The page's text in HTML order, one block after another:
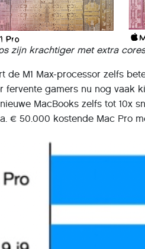
zijn krachtiger met extra
de M1 Max-processor zelfs
fervente gamers nu nog vaak
MacBooks zelfs tot 10x
€ 50.000 kostende Mac Pro